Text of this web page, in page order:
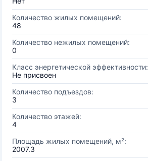
Количество жилых помещений:
48
Количество нежилых помещений:
0
Класс энергетической эффективности:
Не присвоен
Количество подъездов:
3
Количество этажей:
4
Площадь жилых помещений, м²:
2007.3